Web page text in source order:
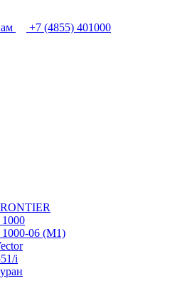
+7 (4855) 401000
06 (М1)
i